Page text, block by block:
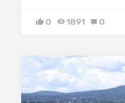
0 1891 0